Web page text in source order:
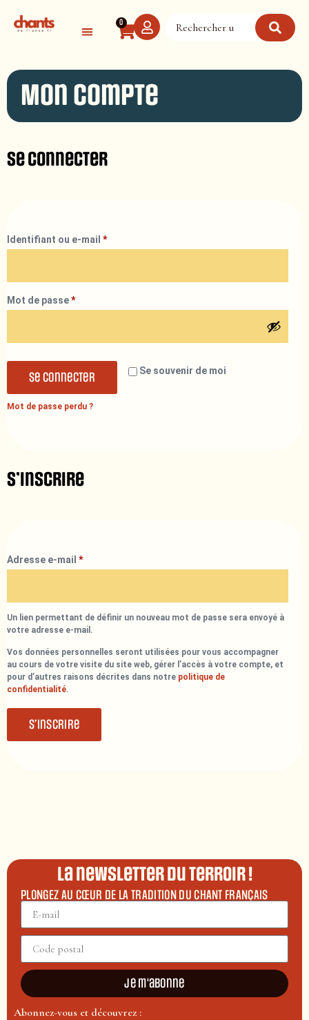
0
Mon compte
Se connecter
Identifiant ou e-mail *
Mot de passe*
Se souvenir de moi
Se connecter
Mot de passe perdu ?
S’inscrire
Adresse e-mail *
Un lien permettant de définir un nouveau mot de passe sera envoyé à
votre adresse e-mail.
Vos données personnelles seront utilisées pour vous accompagner
au cours de votre visite du site web, gérer l’accès à votre compte, et
pour d’autres raisons décrites dans notre politique de
confidentialité.
S’inscrire
La newsletter du terroir !
PLONGEZ AU CŒUR DE LA TRADITION DU CHANT FRANÇAIS
Je m'abonne
Abonnez-vous et découvrez :